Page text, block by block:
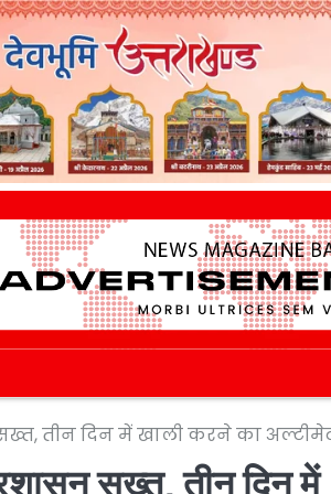
तीन दिन में खाली करने का
सख्त, तीन दिन में